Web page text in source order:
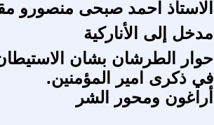
الاستاذ احمد صبحى منصورو
مدخل إلى الأناركية
حوار الطرشان بشان
في ذكرى امير المؤمنين.
أراغون ومحور الشر